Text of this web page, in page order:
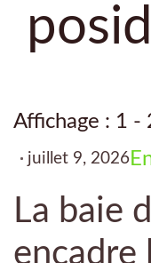
Affichage : 1 -
juillet 9, 2026
La baie
encadre